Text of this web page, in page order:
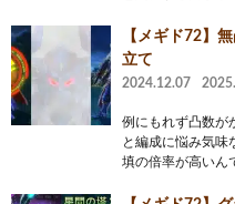
【メギド72】
立て
2024.12.07
例にもれず凸数が
と編成に悩み気味
填の倍率が高いん